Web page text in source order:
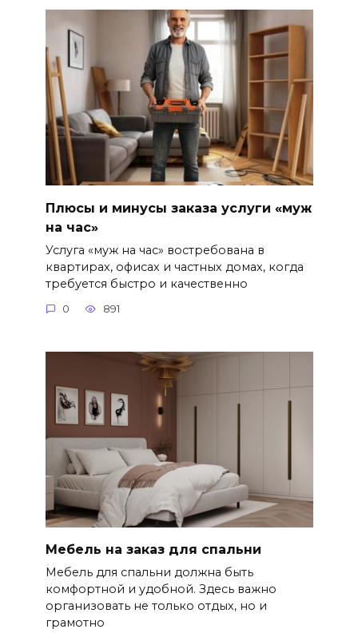
Плюсы и минусы заказа услуги «муж
на час»
Услуга «муж на час» востребована в
квартирах, офисах и частных домах, когда
требуется быстро и качественно
0 891
Мебель на заказ для спальни
Мебель для спальни должна быть
комфортной и удобной. Здесь важно
организовать не только отдых, но и
грамотно